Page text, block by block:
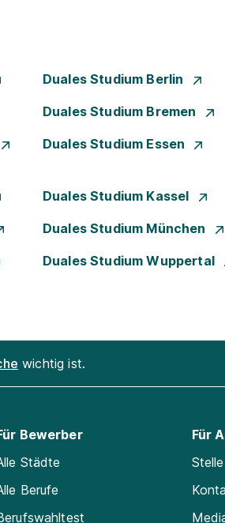
Duales Studium Berlin
Duales Studium Bremen
Duales Studium Essen
Duales Studium Kassel
Duales Studium München
Duales Studium Wuppertal
wichtig ist.
Bewerber
Städte
Berufe
Für